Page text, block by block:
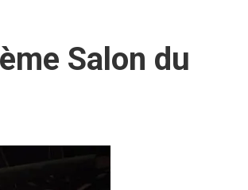
Salon du